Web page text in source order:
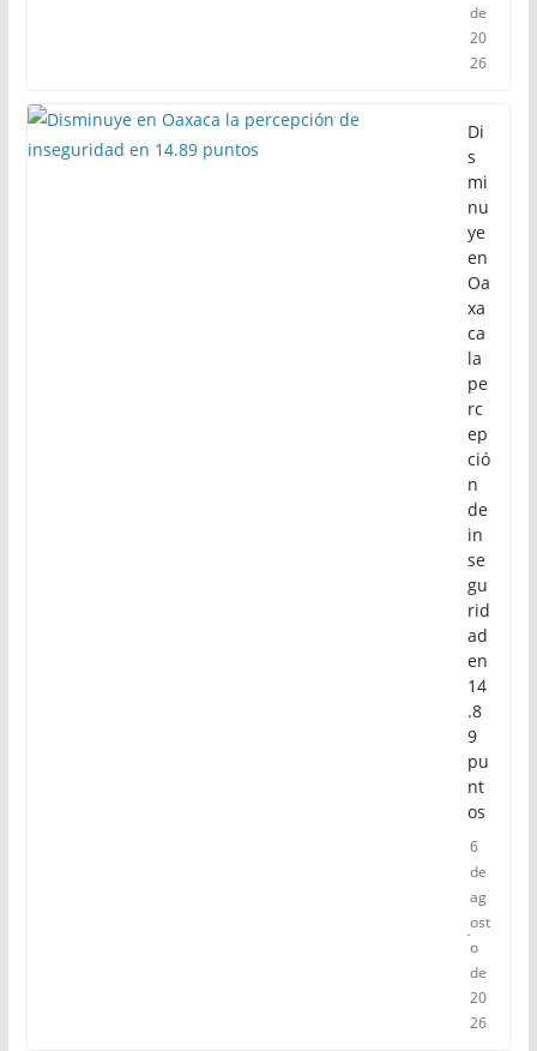
de
20
26
Di
s
mi
nu
ye
en
Oa
xa
ca
la
pe
rc
ep
ció
n
de
in
se
gu
rid
ad
en
14
.8
9
pu
nt
os
6
de
ag
ost
o
de
20
26